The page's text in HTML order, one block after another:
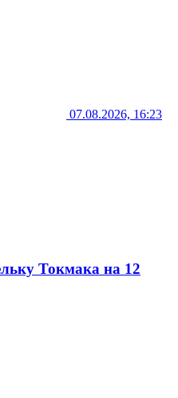
07.08.2026, 16:23
Токмака на 12